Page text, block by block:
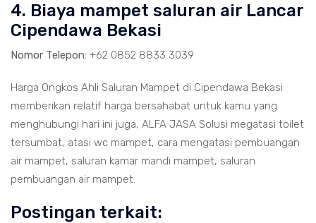
4. Biaya mampet saluran air Lancar
Cipendawa Bekasi
Nomor Telepon: +62 0852 8833 3039
Harga Ongkos Ahli Saluran Mampet di Cipendawa Bekasi
memberikan relatif harga bersahabat untuk kamu yang
menghubungi hari ini juga, ALFA JASA Solusi megatasi toilet
tersumbat, atasi wc mampet, cara mengatasi pembuangan
air mampet, saluran kamar mandi mampet, saluran
pembuangan air mampet.
Postingan terkait: